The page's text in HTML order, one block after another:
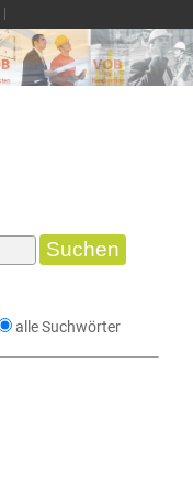
alle Suchwörter